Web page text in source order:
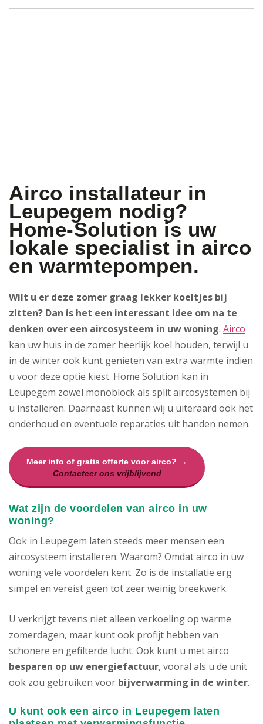
Airco installateur in
Leupegem nodig?
Home-Solution is uw
lokale specialist in airco
en warmtepompen.
Wilt u er deze zomer graag lekker koeltjes bij
zitten? Dan is het een interessant idee om na te
denken over een aircosysteem in uw woning. Airco
kan uw huis in de zomer heerlijk koel houden, terwijl u
in de winter ook kunt genieten van extra warmte indien
u voor deze optie kiest. Home Solution kan in
Leupegem zowel monoblock als split aircosystemen bij
u installeren. Daarnaast kunnen wij u uiteraard ook het
onderhoud en eventuele reparaties uit handen nemen.
Meer info of gratis offerte voor airco? →
Contacteer ons vrijblijvend
Wat zijn de voordelen van airco in uw
woning?
Ook in Leupegem laten steeds meer mensen een
aircosysteem installeren. Waarom? Omdat airco in uw
woning vele voordelen kent. Zo is de installatie erg
simpel en vereist geen tot zeer weinig breekwerk.
U verkrijgt tevens niet alleen verkoeling op warme
zomerdagen, maar kunt ook profijt hebben van
schonere en gefilterde lucht. Ook kunt u met airco
besparen op uw energiefactuur, vooral als u de unit
ook zou gebruiken voor bijverwarming in de winter.
U kunt ook een airco in Leupegem laten